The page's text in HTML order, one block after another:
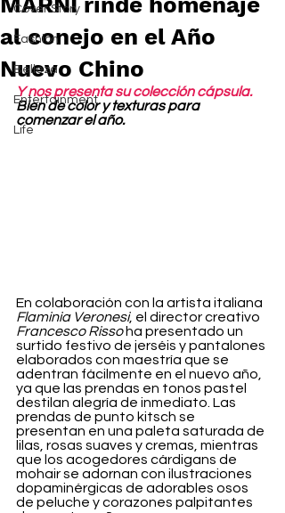
Cover Story
Fashion
Belleza
Entertainment
Life
al conejo en el Año
Nuevo Chino
Y nos presenta su colección cápsula.
Bien de color y texturas para
comenzar el año.
En colaboración con la artista italiana
Flaminia Veronesi, el director creativo
Francesco Risso ha presentado un
surtido festivo de jerséis y pantalones
elaborados con maestría que se
adentran fácilmente en el nuevo año,
ya que las prendas en tonos pastel
destilan alegría de inmediato. Las
prendas de punto kitsch se
presentan en una paleta saturada de
lilas, rosas suaves y cremas, mientras
que los acogedores cárdigans de
mohair se adornan con ilustraciones
dopaminérgicas de adorables osos
de peluche y corazones palpitantes